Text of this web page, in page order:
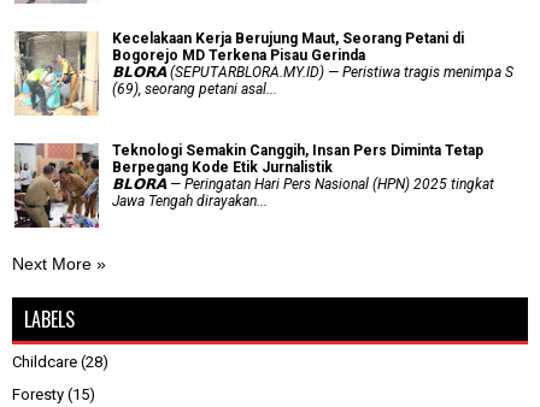
Kecelakaan Kerja Berujung Maut, Seorang Petani di
Bogorejo MD Terkena Pisau Gerinda
𝗕𝗟𝗢𝗥𝗔 (SEPUTARBLORA.MY.ID) — Peristiwa tragis menimpa S
(69), seorang petani asal...
Teknologi Semakin Canggih, Insan Pers Diminta Tetap
Berpegang Kode Etik Jurnalistik
𝗕𝗟𝗢𝗥𝗔 — Peringatan Hari Pers Nasional (HPN) 2025 tingkat
Jawa Tengah dirayakan...
Next More »
LABELS
Childcare (28)
Foresty (15)